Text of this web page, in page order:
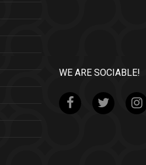
WE ARE SOCIABLE!